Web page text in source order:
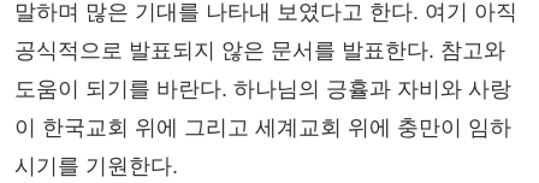
말하며 많은 기대를 나타내 보였다고 한다. 여기 아직
공식적으로 발표되지 않은 문서를 발표한다. 참고와
도움이 되기를 바란다. 하나님의 긍휼과 자비와 사랑
이 한국교회 위에 그리고 세계교회 위에 충만이 임하
시기를 기원한다.